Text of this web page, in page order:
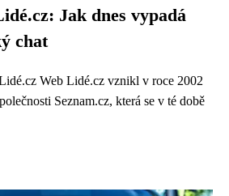
Jak dnes vypadá
chat
Web Lidé.cz vznikl v roce 2002
Seznam.cz, která se v té době